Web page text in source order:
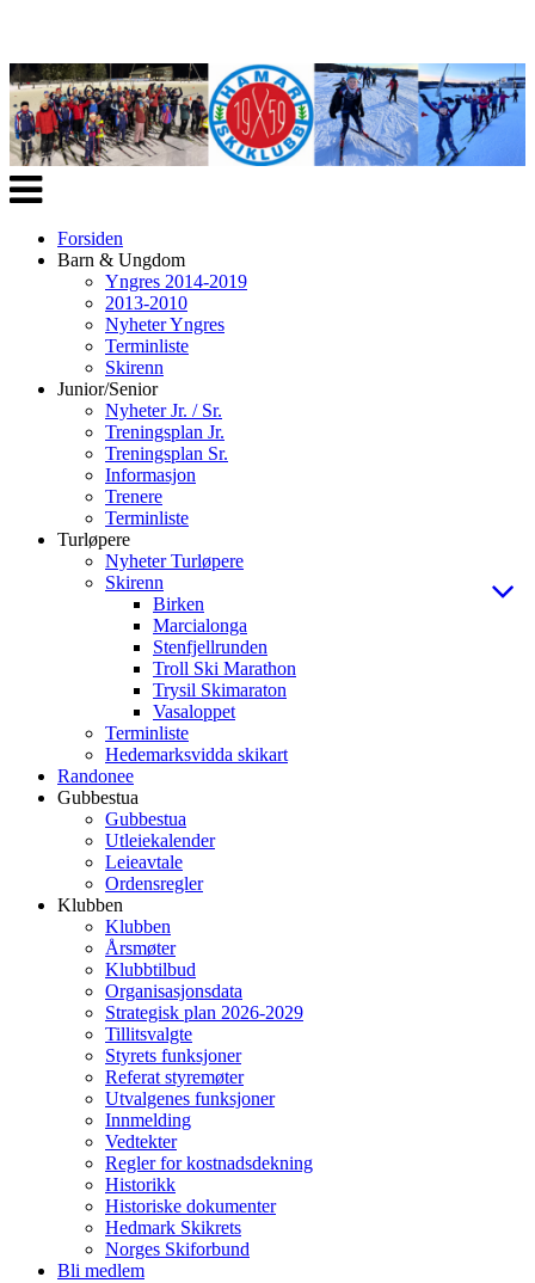
Veksle
navigasjon
Forsiden
Barn & Ungdom
Yngres 2014-2019
2013-2010
Nyheter Yngres
Terminliste
Skirenn
Junior/Senior
Nyheter Jr. / Sr.
Treningsplan Jr.
Treningsplan Sr.
Informasjon
Trenere
Terminliste
Turløpere
Nyheter Turløpere
Skirenn
Birken
Marcialonga
Stenfjellrunden
Troll Ski Marathon
Trysil Skimaraton
Vasaloppet
Terminliste
Hedemarksvidda skikart
Randonee
Gubbestua
Gubbestua
Utleiekalender
Leieavtale
Ordensregler
Klubben
Klubben
Årsmøter
Klubbtilbud
Organisasjonsdata
Strategisk plan 2026-2029
Tillitsvalgte
Styrets funksjoner
Referat styremøter
Utvalgenes funksjoner
Innmelding
Vedtekter
Regler for kostnadsdekning
Historikk
Historiske dokumenter
Hedmark Skikrets
Norges Skiforbund
Bli medlem